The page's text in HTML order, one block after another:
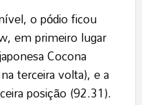
o pódio ficou
em primeiro lugar
Cocona
terceira volta), e a
posição (92.31).